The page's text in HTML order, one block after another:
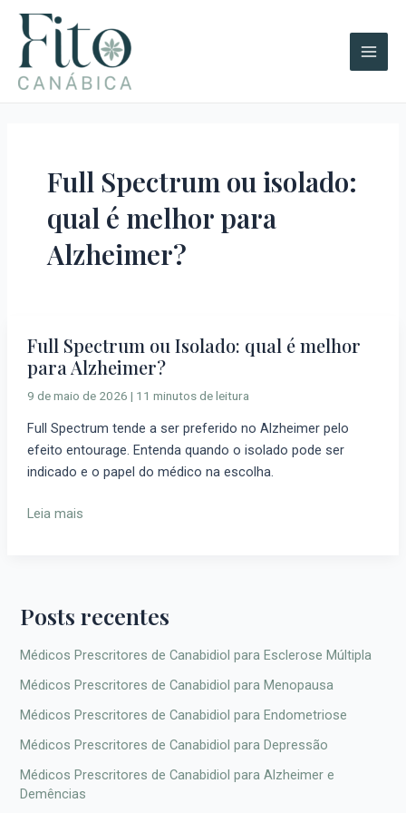
para
conteúdo
Full Spectrum ou isolado:
qual é melhor para
Alzheimer?
Full Spectrum ou Isolado: qual é melhor
para Alzheimer?
9 de maio de 2026 | 11 minutos de leitura
Full Spectrum tende a ser preferido no Alzheimer pelo
efeito entourage. Entenda quando o isolado pode ser
indicado e o papel do médico na escolha.
Full
Spectrum
ou
qual
é
melhor
Alzheimer?
Leia mais
Posts recentes
Médicos Prescritores de Canabidiol para Esclerose Múltipla
Médicos Prescritores de Canabidiol para Menopausa
Médicos Prescritores de Canabidiol para Endometriose
Médicos Prescritores de Canabidiol para Depressão
Médicos Prescritores de Canabidiol para Alzheimer e
Demências
A
r
q
u